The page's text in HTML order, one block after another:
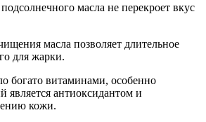
масла не перекроет вкус
масла позволяет длительное
для жарки.
богато витаминами, особенно
является антиоксидантом и
кожи.